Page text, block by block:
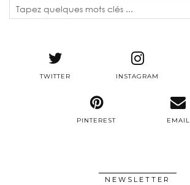
TWITTER INSTAGRAM
PINTEREST EMAIL
NEWSLETTER